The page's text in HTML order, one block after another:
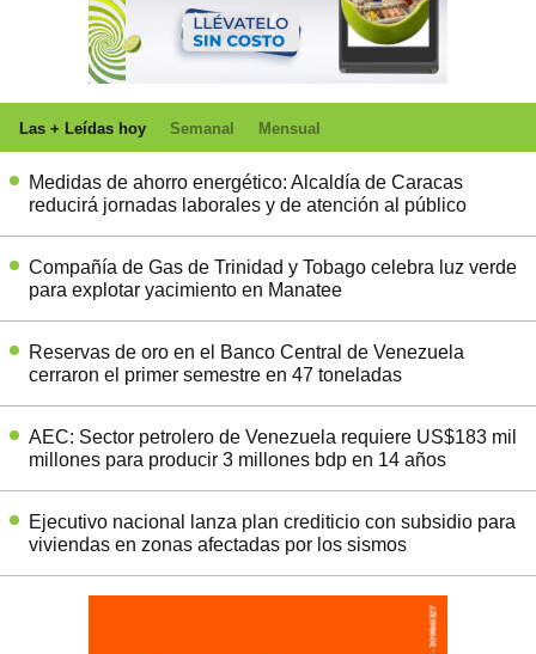
Las + Leídas hoy Semanal Mensual
Medidas de ahorro energético: Alcaldía de Caracas
reducirá jornadas laborales y de atención al público
Compañía de Gas de Trinidad y Tobago celebra luz verde
para explotar yacimiento en Manatee
Reservas de oro en el Banco Central de Venezuela
cerraron el primer semestre en 47 toneladas
AEC: Sector petrolero de Venezuela requiere US$183 mil
millones para producir 3 millones bdp en 14 años
Ejecutivo nacional lanza plan crediticio con subsidio para
viviendas en zonas afectadas por los sismos